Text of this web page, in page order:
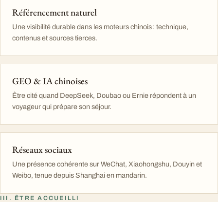
Référencement naturel
Une visibilité durable dans les moteurs chinois : technique,
contenus et sources tierces.
GEO & IA chinoises
Être cité quand DeepSeek, Doubao ou Ernie répondent à un
voyageur qui prépare son séjour.
Réseaux sociaux
Une présence cohérente sur WeChat, Xiaohongshu, Douyin et
Weibo, tenue depuis Shanghai en mandarin.
III. ÊTRE ACCUEILLI